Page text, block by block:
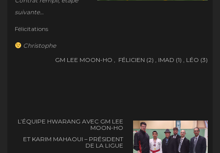
suivante…
Félicitations
Christophe
GM LEE MOON-HO , FÉLICIEN (2) , IMAD (1) , LÉO (3)
L’ÉQUIPE HWARANG AVEC GM LEE
MOON-HO
ET KARIM MAHAOUI – PRÉSIDENT
DE LA LIGUE